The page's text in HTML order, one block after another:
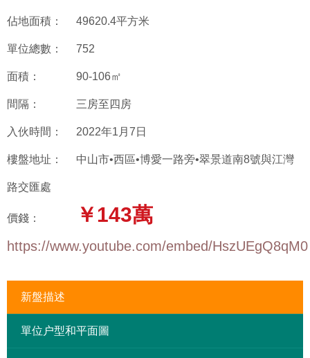
佔地面積： 49620.4平方米
單位總數： 752
面積： 90-106㎡
間隔： 三房至四房
入伙時間： 2022年1月7日
樓盤地址： 中山市•西區•博愛一路旁•翠景道南8號與江灣
路交匯處
價錢： ￥143萬
https://www.youtube.com/embed/HszUEgQ8qM0
新盤描述
單位户型和平面圖